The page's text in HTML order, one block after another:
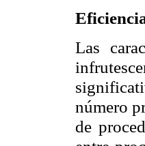
Las
número
de